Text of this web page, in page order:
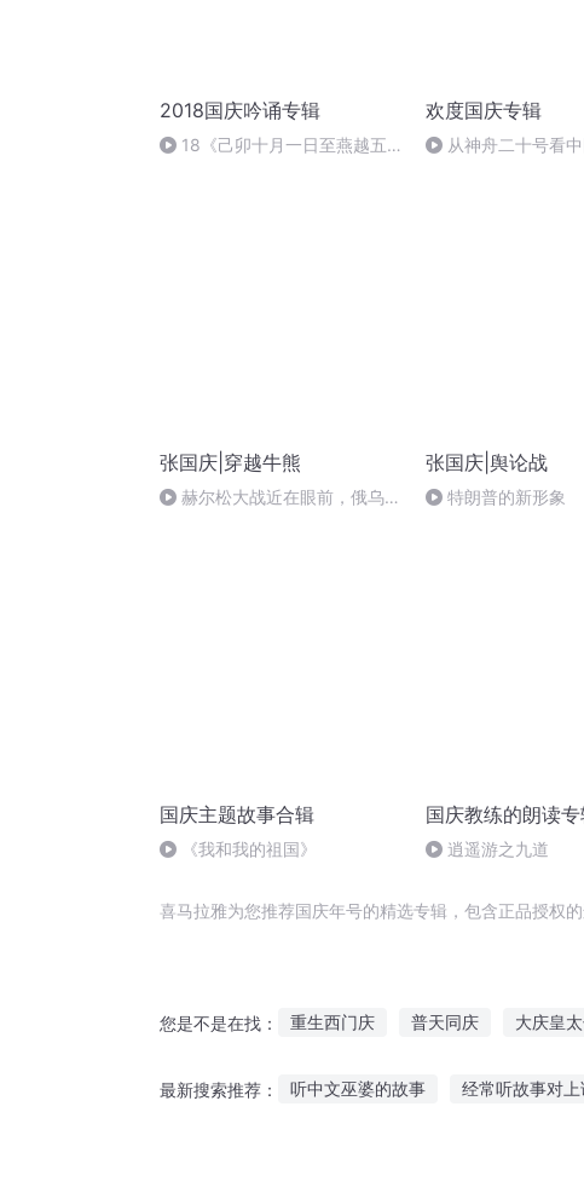
2018国庆吟诵专辑
18《己卯十月一日至燕越五
欢度国庆专辑
从神舟二十号看
张国庆|穿越牛熊
赫尔松大战近在眼前，俄乌冲
张国庆|舆论战
特朗普的新形象
国庆主题故事合辑
《我和我的祖国》
国庆教练的朗读
逍遥游之九道
喜马拉雅为您推荐国庆年号的精选专辑，包含正品授权
您是不是在找： 重生西门庆 普天同庆 大庆皇
最新搜索推荐： 听中文巫婆的故事 经常听故事对上